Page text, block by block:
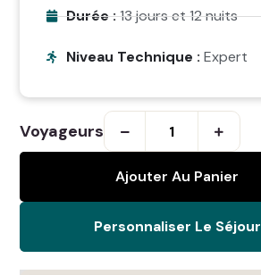
Durée :13 jours et 12 nuits
Niveau Technique :Expert
Voyageurs
Ajouter Au Panier
Personnaliser Le Séjour